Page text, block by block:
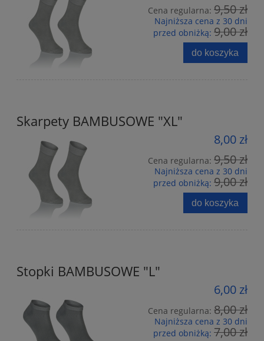
Cena regularna: 9,50 zł
Najniższa cena z 30 dni
przed obniżką: 9,00 zł
do koszyka
Skarpety BAMBUSOWE "XL"
8,00 zł
Cena regularna: 9,50 zł
Najniższa cena z 30 dni
przed obniżką: 9,00 zł
do koszyka
Stopki BAMBUSOWE "L"
6,00 zł
Cena regularna: 8,00 zł
Najniższa cena z 30 dni
przed obniżką: 7,00 zł